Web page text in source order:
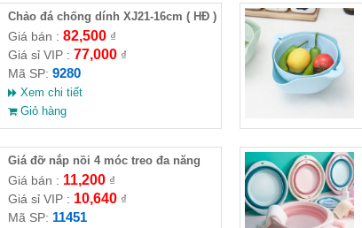
Chảo đá chống dính XJ21-16cm ( HĐ )
Giá bán : 82,500₫
Giá sỉ VIP : 77,000₫
Mã SP: 9280
Xem chi tiết
Giỏ hàng
Giá đỡ nắp nồi 4 móc treo đa năng
hình chân mèo
Giá bán : 11,200₫
Giá sỉ VIP : 10,640₫
Mã SP: 11451